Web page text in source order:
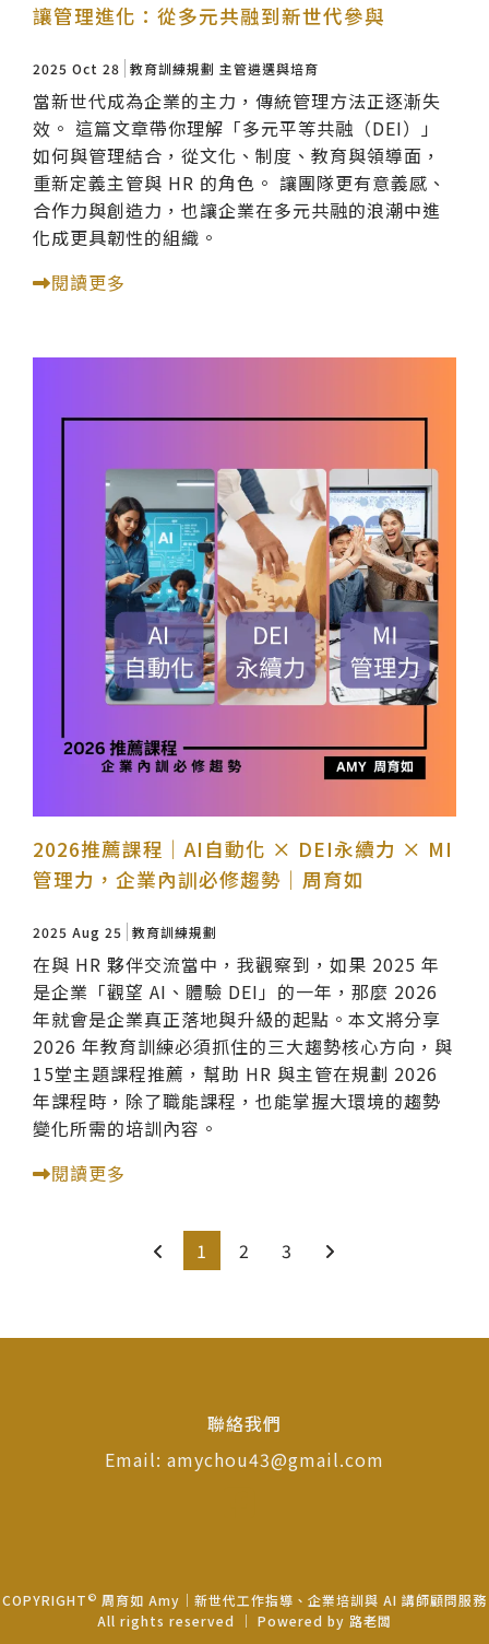
讓管理進化：從多元共融到新世代參與
2025 Oct 28 教育訓練規劃 主管遴選與培育
當新世代成為企業的主力，傳統管理方法正逐漸失
效。 這篇文章帶你理解「多元平等共融（DEI）」
如何與管理結合，從文化、制度、教育與領導面，
重新定義主管與 HR 的角色。 讓團隊更有意義感、
合作力與創造力，也讓企業在多元共融的浪潮中進
化成更具韌性的組織。
閱讀更多
2026推薦課程｜AI自動化 × DEI永續力 × MI
管理力，企業內訓必修趨勢｜周育如
2025 Aug 25 教育訓練規劃
在與 HR 夥伴交流當中，我觀察到，如果 2025 年
是企業「觀望 AI、體驗 DEI」的一年，那麼 2026
年就會是企業真正落地與升級的起點。本文將分享
2026 年教育訓練必須抓住的三大趨勢核心方向，與
15堂主題課程推薦，幫助 HR 與主管在規劃 2026
年課程時，除了職能課程，也能掌握大環境的趨勢
變化所需的培訓內容。
閱讀更多
1 2 3
聯絡我們
Email: amychou43@gmail.com
COPYRIGHT © 周育如 Amy｜新世代工作指導、企業培訓與 AI 講師顧問服務
All rights reserved ｜ Powered by 路老闆